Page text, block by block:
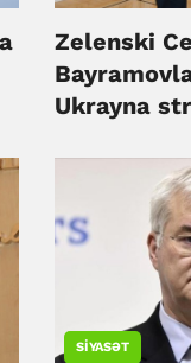
Zelenski
Ukrayna
SIYASƏT